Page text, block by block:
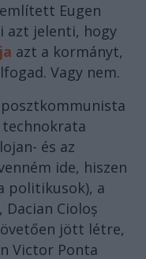
Eugen
azt jelenti, hogy
azt a kormányt,
Vagy nem.
posztkommunista
és az
ide, hiszen
politikusok), a
Cioloș
jött létre,
Victor Ponta